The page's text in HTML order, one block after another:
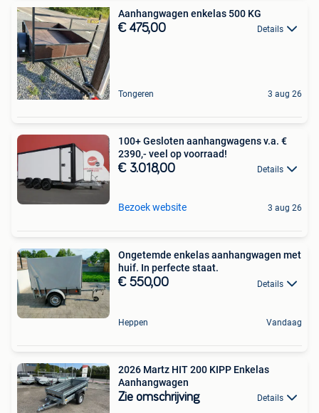
Aanhangwagen enkelas 500 KG
€ 475,00 Details
Tongeren 3 aug 26
100+ Gesloten aanhangwagens v.a. €
2390,- veel op voorraad!
€ 3.018,00 Details
Bezoek website 3 aug 26
Ongetemde enkelas aanhangwagen met
huif. In perfecte staat.
€ 550,00 Details
Heppen Vandaag
2026 Martz HIT 200 KIPP Enkelas
Aanhangwagen
Zie omschrijving Details